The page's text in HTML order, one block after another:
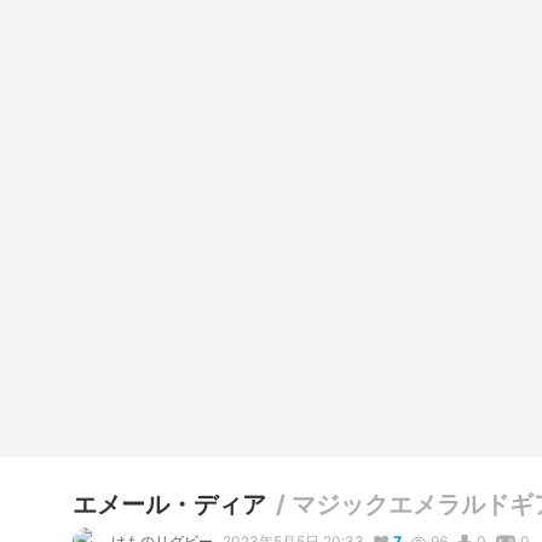
エメール・ディア / マジックエメラルドギ